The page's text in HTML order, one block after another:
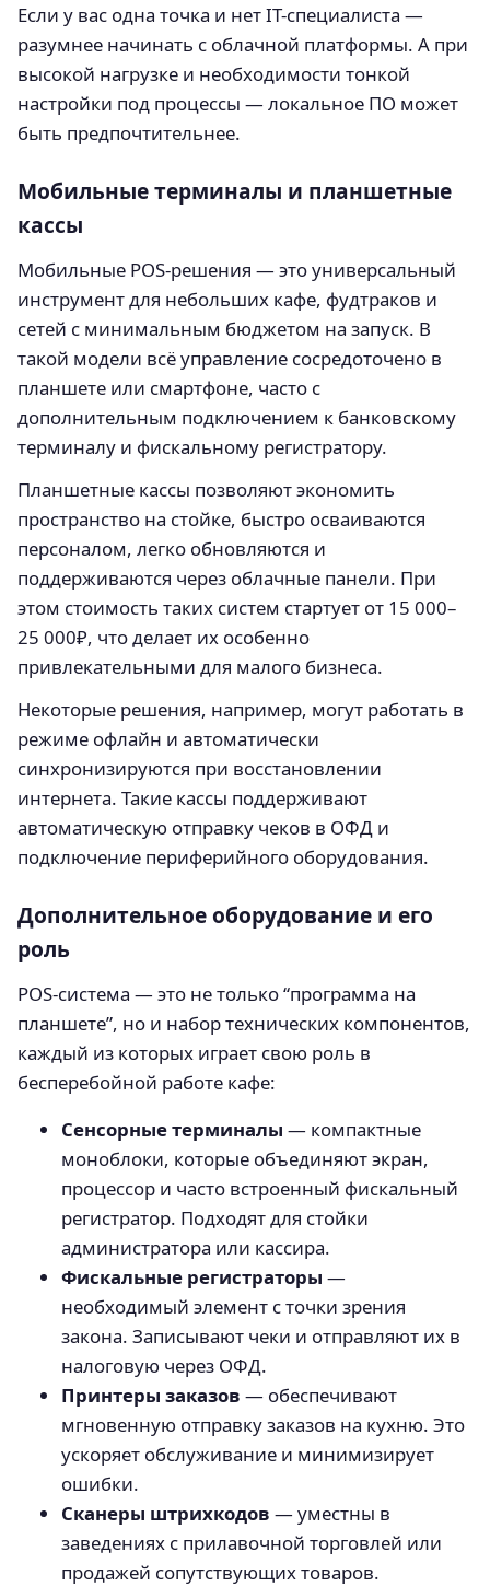
Если у вас одна точка и нет IT-специалиста —
разумнее начинать с облачной платформы. А при
высокой нагрузке и необходимости тонкой
настройки под процессы — локальное ПО может
быть предпочтительнее.
Мобильные терминалы и планшетные
кассы
Мобильные POS-решения — это универсальный
инструмент для небольших кафе, фудтраков и
сетей с минимальным бюджетом на запуск. В
такой модели всё управление сосредоточено в
планшете или смартфоне, часто с
дополнительным подключением к банковскому
терминалу и фискальному регистратору.
Планшетные кассы позволяют экономить
пространство на стойке, быстро осваиваются
персоналом, легко обновляются и
поддерживаются через облачные панели. При
этом стоимость таких систем стартует от 15 000–
25 000₽, что делает их особенно
привлекательными для малого бизнеса.
Некоторые решения, например, могут работать в
режиме офлайн и автоматически
синхронизируются при восстановлении
интернета. Такие кассы поддерживают
автоматическую отправку чеков в ОФД и
подключение периферийного оборудования.
Дополнительное оборудование и его
роль
POS-система — это не только “программа на
планшете”, но и набор технических компонентов,
каждый из которых играет свою роль в
бесперебойной работе кафе:
Сенсорные терминалы — компактные
моноблоки, которые объединяют экран,
процессор и часто встроенный фискальный
регистратор. Подходят для стойки
администратора или кассира.
Фискальные регистраторы —
необходимый элемент с точки зрения
закона. Записывают чеки и отправляют их в
налоговую через ОФД.
Принтеры заказов — обеспечивают
мгновенную отправку заказов на кухню. Это
ускоряет обслуживание и минимизирует
ошибки.
Сканеры штрихкодов — уместны в
заведениях с прилавочной торговлей или
продажей сопутствующих товаров.